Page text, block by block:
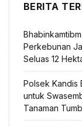
BERITA
Perkebunan
Seluas 12
Polsek Kandis
untuk
Tanaman